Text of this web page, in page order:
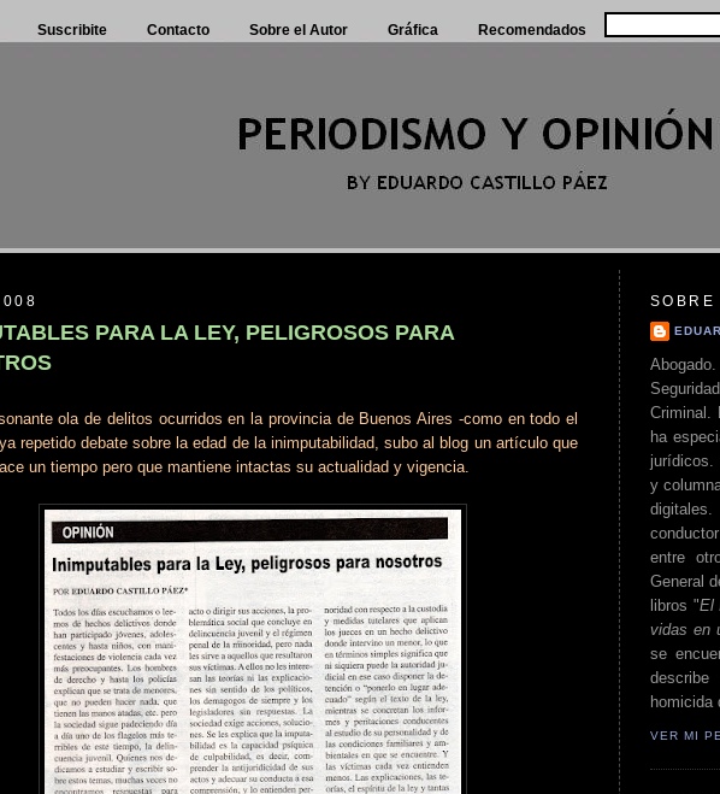
Suscribite Contacto Sobre el Autor Gráfica Recomendados
PARA LA LEY, PELIGROSOS PARA
ola de delitos ocurridos en la provincia de Buenos Aires -como en todo el
repetido debate sobre la edad de la inimputabilidad, subo al blog un artículo que
un tiempo pero que mantiene intactas su actualidad y vigencia.
SOBRE
Criminal.
ha
jurídicos.
y
digitales.
entre
General
libros "El
vidas en
se
homicida
VER MI